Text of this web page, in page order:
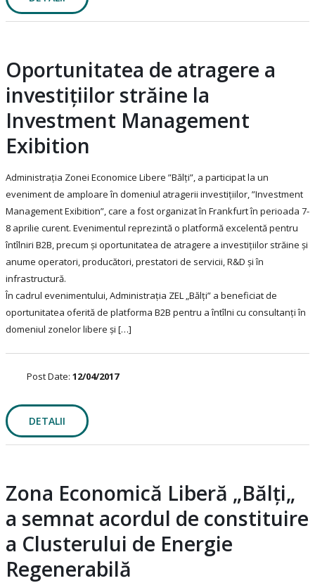
Oportunitatea de atragere a
investițiilor străine la
Investment Management
Exibition
Administrația Zonei Economice Libere ”Bălți”, a participat la un
eveniment de amploare în domeniul atragerii investițiilor, ”Investment
Management Exibition”, care a fost organizat în Frankfurt în perioada 7-
8 aprilie curent. Evenimentul reprezintă o platformă excelentă pentru
întîlniri B2B, precum și oportunitatea de atragere a investițiilor străine și
anume operatori, producători, prestatori de servicii, R&D și în
infrastructură.
În cadrul evenimentului, Administrația ZEL „Bălți” a beneficiat de
oportunitatea oferită de platforma B2B pentru a întîlni cu consultanți în
domeniul zonelor libere și […]
Post Date: 12/04/2017
DETALII
Zona Economică Liberă „Bălți„
a semnat acordul de constituire
a Clusterului de Energie
Regenerabilă